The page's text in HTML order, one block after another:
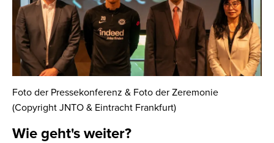
Foto der Pressekonferenz & Foto der Zeremonie
(Copyright JNTO & Eintracht Frankfurt)
Wie geht's weiter?